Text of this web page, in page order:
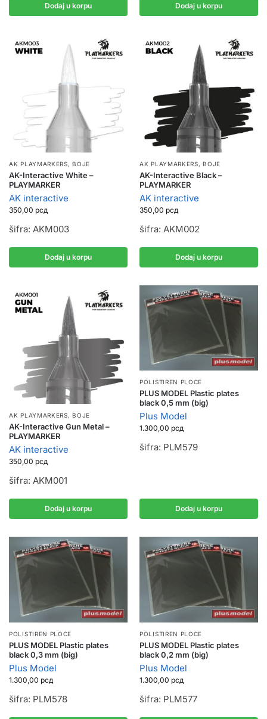
Dodaj u korpu Dodaj u korpu
AK PLAYMARKERS,BOJE
AK-Interactive White –
PLAYMARKER
AK interactive
350,00 рсд
šifra: AKM003
Dodaj u korpu
AK PLAYMARKERS,BOJE
AK-Interactive Black –
PLAYMARKER
AK interactive
350,00 рсд
šifra: AKM002
Dodaj u korpu
AK PLAYMARKERS,BOJE
AK-Interactive Gun Metal –
PLAYMARKER
AK interactive
350,00 рсд
šifra: AKM001
Dodaj u korpu
POLISTIREN PLOCE
PLUS MODEL Plastic plates
black 0,5 mm (big)
Plus Model
1.300,00 рсд
šifra: PLM579
Dodaj u korpu
POLISTIREN PLOCE
PLUS MODEL Plastic plates
black 0,3 mm (big)
Plus Model
1.300,00 рсд
šifra: PLM578
POLISTIREN PLOCE
PLUS MODEL Plastic plates
black 0,2 mm (big)
Plus Model
1.300,00 рсд
šifra: PLM577